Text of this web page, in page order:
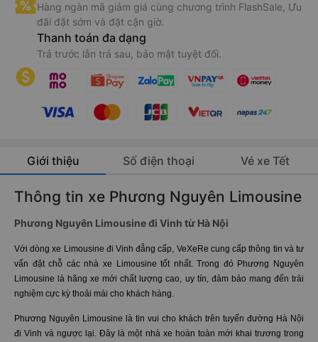
Hàng ngàn mã giảm giá cùng chương trình FlashSale, Ưu
đãi đặt sớm và đặt cận giờ.
Thanh toán đa dạng
Trả trước lẫn trả sau, bảo mật tuyệt đối.
Giới thiệu Số điện thoại Vé xe Tết
Thông tin xe Phương Nguyên Limousine
Phương Nguyên Limousine đi Vinh từ Hà Nội
Với dòng xe Limousine đi Vinh đẳng cấp, VeXeRe cung cấp thông tin và tư
vấn đặt chỗ các nhà xe Limousine tốt nhất. Trong đó Phương Nguyên
Limousine là hãng xe mới chất lượng cao, uy tín, đảm bảo mang đến trải
nghiệm cực kỳ thoải mái cho khách hàng.
Phương Nguyên Limousine là tin vui cho khách trên tuyến đường Hà Nội
đi Vinh và ngược lại. Đây là một nhà xe hoàn toàn mới khai trương trong